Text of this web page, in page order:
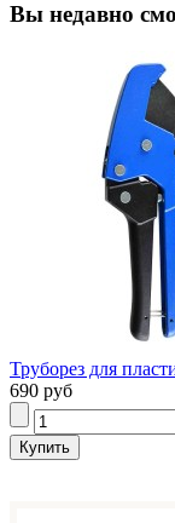
Вы недавно
Труборез для
690 руб